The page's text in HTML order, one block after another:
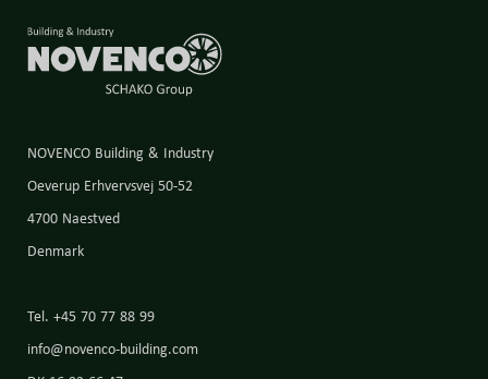
NOVENCO Building & Industry
Oeverup Erhvervsvej 50-52
4700 Naestved
Denmark
Tel. +45 70 77 88 99
info@novenco-building.com